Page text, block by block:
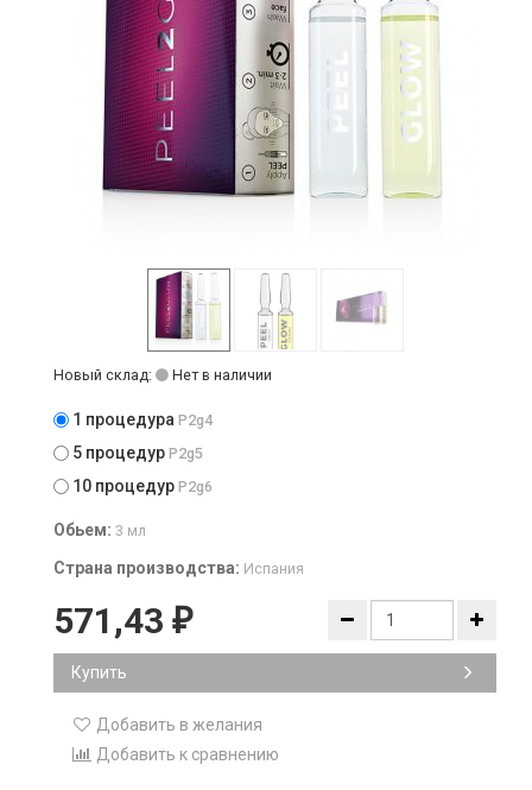
Новый склад: Нет в наличии
1 процедура P2g4
5 процедур P2g5
10 процедур P2g6
Обьем: 3 мл
Страна производства: Испания
571,43 ₽
Купить
Добавить в желания
Добавить к сравнению